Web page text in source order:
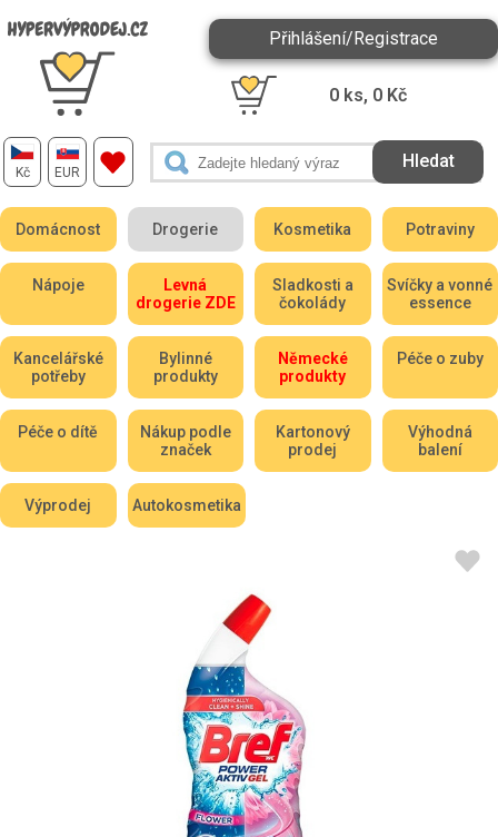
Kč EUR
Přihlášení/Registrace
0 ks, 0 Kč
Domácnost Drogerie Kosmetika Potraviny
Nápoje
Levná
drogerie ZDE
Sladkosti a
čokolády
Svíčky a vonné
essence
Kancelářské
potřeby
Bylinné
produkty
Německé
produkty
Péče o zuby
Péče o dítě
Nákup podle
značek
Kartonový
prodej
Výhodná
balení
Výprodej Autokosmetika